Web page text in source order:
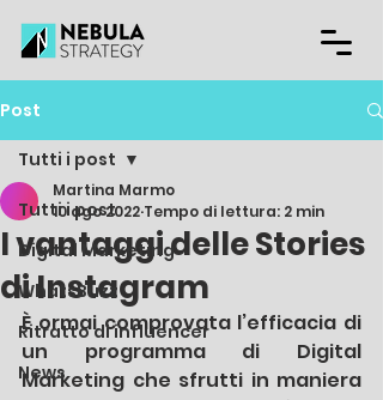
Post
Tutti i post
Digital Marketing
WhatsBuzz
Ritratto di influencer
News
Tutti i post
I vantaggi delle Stories
di Instagram
Martina Marmo
10 ago 2022 Tempo di lettura: 2 min
È ormai comprovata l’efficacia di
un programma di Digital
Marketing che sfrutti in maniera